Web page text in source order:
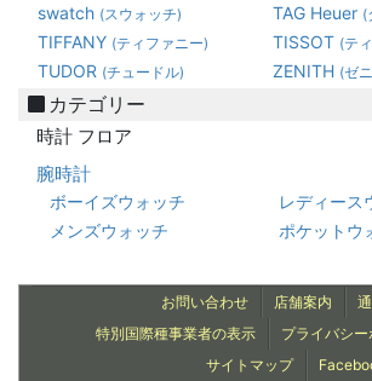
swatch (スウォッチ) TAG Heuer (
TIFFANY (ティファニー) TISSOT (テ
TUDOR (チュードル) ZENITH (ゼ
カテゴリー
時計 フロア
腕時計
ボーイズウォッチ
レディース
メンズウォッチ
ポケットウ
お問い合わせ 店舗案内
特別国際種事業者の表示
プライバシー
サイトマップ